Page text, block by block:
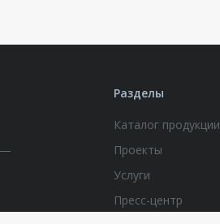
Разделы
Каталог продукции
Проекты
Услуги
Пресс-центр